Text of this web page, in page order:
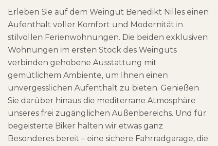
Erleben Sie auf dem Weingut Benedikt Nilles einen
Aufenthalt voller Komfort und Modernität in
stilvollen Ferienwohnungen. Die beiden exklusiven
Wohnungen im ersten Stock des Weinguts
verbinden gehobene Ausstattung mit
gemütlichem Ambiente, um Ihnen einen
unvergesslichen Aufenthalt zu bieten. Genießen
Sie darüber hinaus die mediterrane Atmosphäre
unseres frei zugänglichen Außenbereichs. Und für
begeisterte Biker halten wir etwas ganz
Besonderes bereit – eine sichere Fahrradgarage, die